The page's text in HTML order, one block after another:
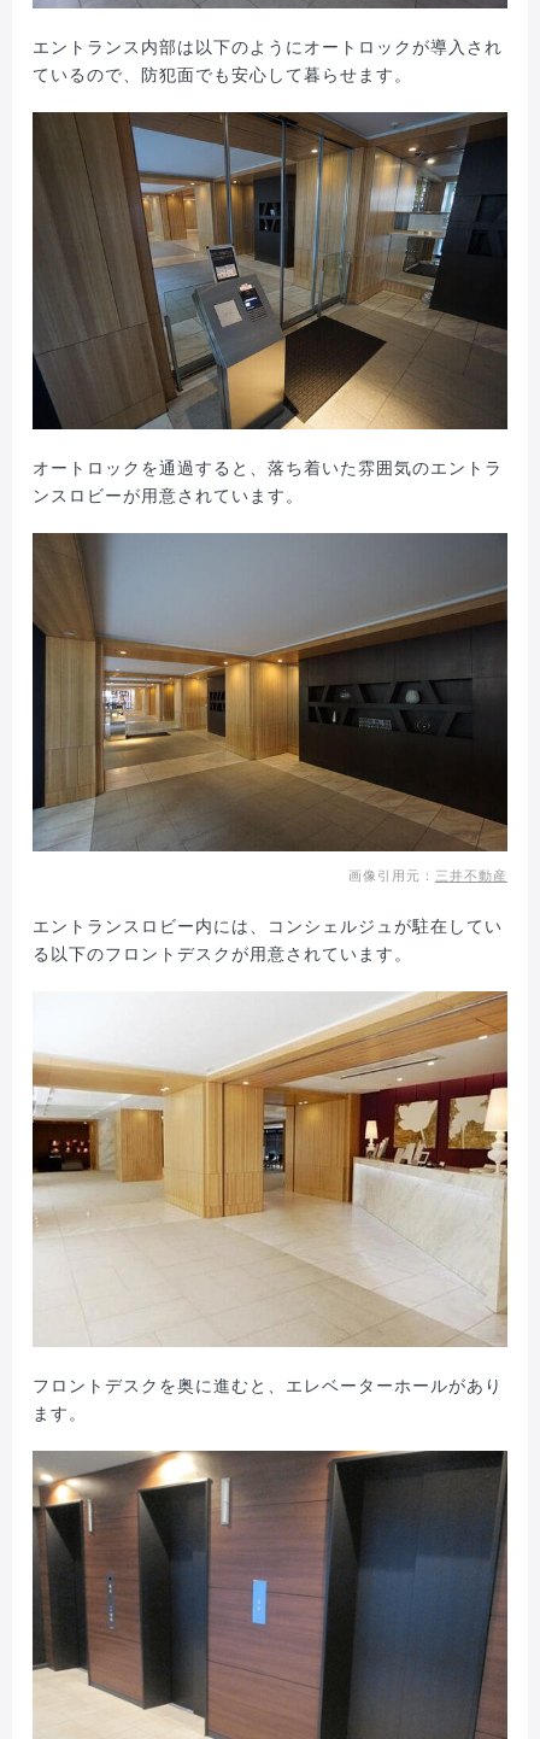
エントランス内部は以下のようにオートロックが導入され
ているので、防犯面でも安心して暮らせます。
オートロックを通過すると、落ち着いた雰囲気のエントラ
ンスロビーが用意されています。
画像引用元： 三井不動産
エントランスロビー内には、コンシェルジュが駐在してい
る以下のフロントデスクが用意されています。
フロントデスクを奥に進むと、エレベーターホールがあり
ます。